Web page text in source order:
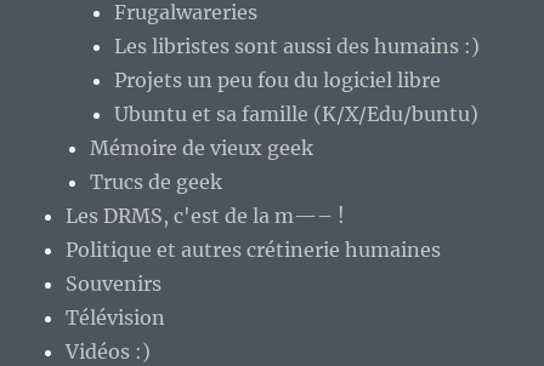
Frugalwareries
Les libristes sont aussi des humains :)
Projets un peu fou du logiciel libre
Ubuntu et sa famille (K/X/Edu/buntu)
Mémoire de vieux geek
Trucs de geek
Les DRMS, c'est de la m—– !
Politique et autres crétinerie humaines
Souvenirs
Télévision
Vidéos :)